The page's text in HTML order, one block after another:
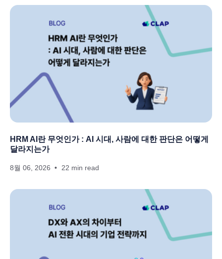
HRM AI란 무엇인가 : AI 시대, 사람에 대한 판단은 어떻게
달라지는가
8월 06, 2026 22 min read